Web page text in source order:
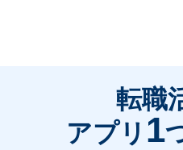
転職
アプリ 1